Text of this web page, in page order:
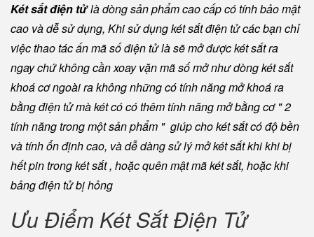
Két sắt điện tửlà dòng sản phẩm cao cấp có tính bảo mật
cao và dễ sử dụng, Khi sử dụng két sắt điện tử các bạn chỉ
việc thao tác ấn mã số điện tử là sẽ mở được két sắt ra
ngay chứ không cần xoay vặn mã số mở như dòng két sắt
khoá cơ ngoài ra không những có tính năng mở khoá ra
bằng điện tử mà két có có thêm tính năng mở bằng cơ " 2
tính năng trong một sản phẩm " giúp cho két sắt có độ bền
và tính ổn định cao, và dễ dàng sử lý mở két sắt khi khi bị
hết pin trong két sắt , hoặc quên mật mã két sắt, hoặc khi
bảng điện tử bị hỏng
Ưu Điểm Két Sắt Điện Tử